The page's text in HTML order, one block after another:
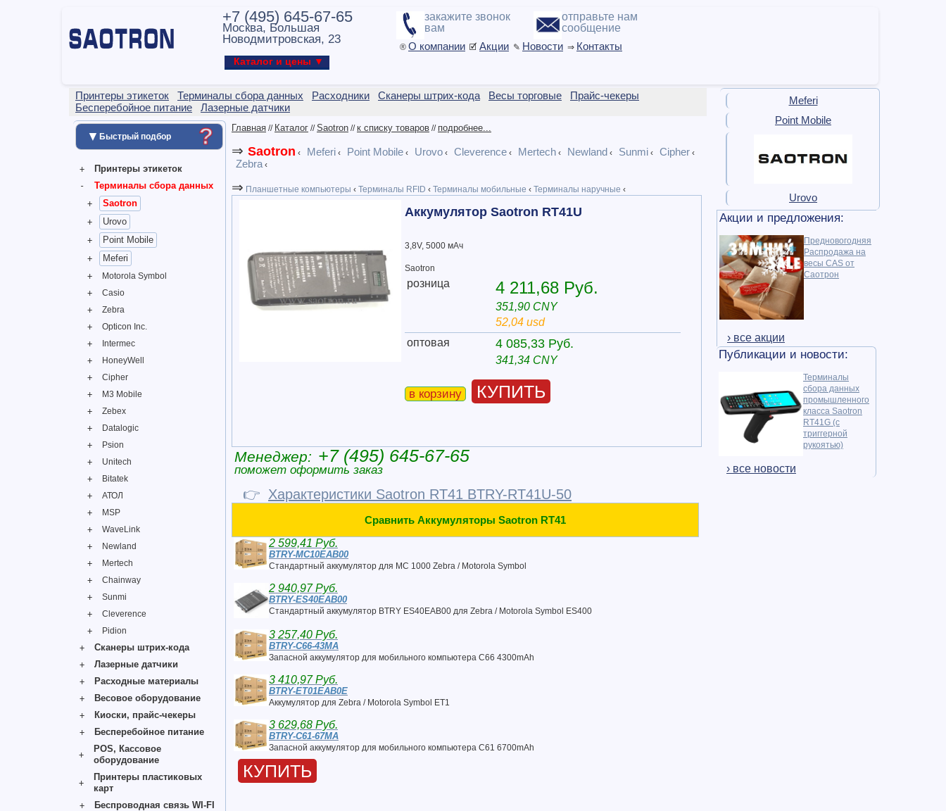
+7 (495) 645-67-65
Москва, Большая
Новодмитровская, 23
Каталог и цены ▼
закажите звонок
вам
отправьте нам
сообщение
® О компании 🗹 Акции ✎ Новости ⇒ Контакты
Meferi
Point Mobile
Urovo
Акции и предложения:
Предновогодняя
Распродажа на
весы CAS от
Саотрон
› все акции
Публикации и новости:
Терминалы
сбора данных
промышленного
класса Saotron
RT41G (с
триггерной
рукоятью)
› все новости
Принтеры этикеток Терминалы сбора данных Расходники Сканеры штрих-кода Весы торговые
Прайс-чекеры
Бесперебойное питание
Лазерные датчики
▼ Быстрый подбор ?
Принтеры этикеток
Терминалы сбора данных
Saotron
Urovo
Point Mobile
Meferi
Motorola Symbol
Casio
Zebra
Opticon Inc.
Intermec
HoneyWell
Cipher
M3 Mobile
Zebex
Datalogic
Psion
Unitech
Bitatek
АТОЛ
MSP
WaveLink
Newland
Mertech
Chainway
Sunmi
Cleverence
Pidion
Сканеры штрих-кода
Лазерные датчики
Расходные материалы
Весовое оборудование
Киоски, прайс-чекеры
Бесперебойное питание
POS, Кассовое
оборудование
Принтеры пластиковых
карт
Беспроводная связь WI-FI
Главная // Каталог //Saotron //к списку товаров // подробнее...
⇒ Saotron ‹ Meferi ‹ Point Mobile ‹ Urovo ‹ Cleverence ‹ Mertech ‹ Newland ‹ Sunmi ‹ Cipher ‹
Zebra‹
⇒ Планшетные компьютеры ‹ Терминалы RFID ‹ Терминалы мобильные ‹ Терминалы наручные ‹
Аккумулятор Saotron RT41U
3,8V, 5000 мАч
Saotron
розница 4 211,68 Руб.
351,90 CNY
52,04 usd
оптовая
4 085,33 Руб.
341,34 CNY
в корзину КУПИТЬ
Менеджер: +7 (495) 645-67-65
поможет оформить заказ
👉 Характеристики Saotron RT41 BTRY-RT41U-50
Сравнить Аккумуляторы Saotron RT41
2 599,41 Руб.
BTRY-MC10EAB00
Стандартный аккумулятор для MC 1000 Zebra / Motorola Symbol
2 940,97 Руб.
BTRY-ES40EAB00
Стандартный аккумулятор BTRY ES40EAB00 для Zebra / Motorola Symbol ES400
3 257,40 Руб.
BTRY-C66-43MA
Запасной аккумулятор для мобильного компьютера С66 4300mAh
3 410,97 Руб.
BTRY-ET01EAB0E
Аккумулятор для Zebra / Motorola Symbol ET1
3 629,68 Руб.
BTRY-C61-67MA
Запасной аккумулятор для мобильного компьютера С61 6700mAh
КУПИТЬ